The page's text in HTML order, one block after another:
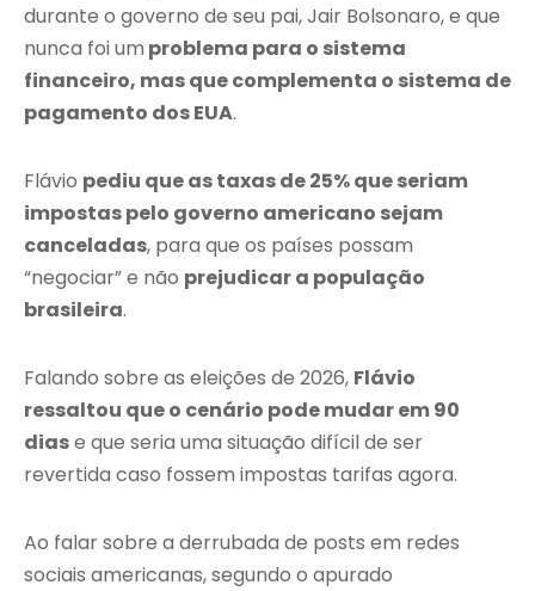
durante o governo de seu pai, Jair Bolsonaro, e que
nunca foi um problema para o sistema
financeiro, mas que complementa o sistema de
pagamento dos EUA.
Flávio pediu que as taxas de 25% que seriam
impostas pelo governo americano sejam
canceladas, para que os países possam
“negociar” e não prejudicar a população
brasileira.
Falando sobre as eleições de 2026, Flávio
ressaltou que o cenário pode mudar em 90
diase que seria uma situação difícil de ser
revertida caso fossem impostas tarifas agora.
Ao falar sobre a derrubada de posts em redes
sociais americanas, segundo o apurado